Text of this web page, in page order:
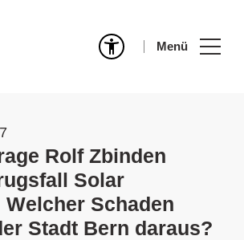
Menü
Rolf Zbinden
Solar
Schaden
Stadt Bern daraus?